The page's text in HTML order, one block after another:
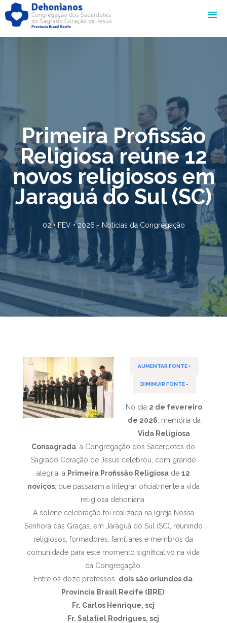
Primeira Profissão
Religiosa reúne 12
novos religiosos em
Jaraguá do Sul (SC)
02 • FEV • 2026 - Notícias da Congregação
AUMENTAR FONTE +
DIMINUIR FONTE -
No dia 2 de fevereiro
de 2026 , memória da
Vida Religiosa
Consagrada , a Congregação dos Sacerdotes do
Sagrado Coração de Jesus celebrou, com grande
alegria, a Primeira Profissão Religiosa de12
noviços, que passaram a integrar oficialmente a vida
religiosa dehoniana.
A solene celebração foi realizada na Igreja Nossa
Senhora das Graças, em Jaraguá do Sul (SC), reunindo
religiosos, formadores, familiares e membros da
comunidade para este momento significativo na vida
da Congregação.
Entre os doze professos, dois são oriundos da
Província Brasil Recife (BRE):
Fr. Carlos Henrique, scj
Fr. Salatiel Rodrigues, scj